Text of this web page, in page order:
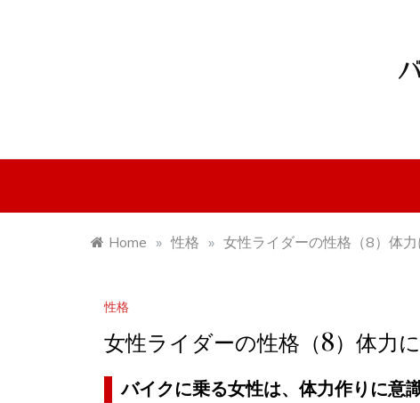
Home » 性格 » 女性ライダーの性格（8）体
性格
女性ライダーの性格（8）体力
バイクに乗る女性は、体力作りに意